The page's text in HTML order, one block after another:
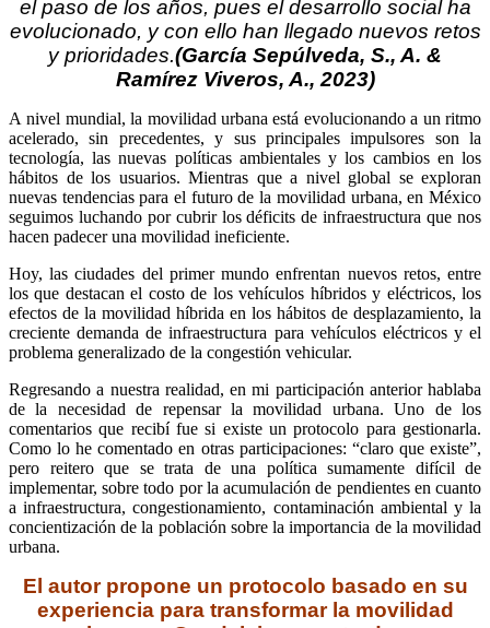
el paso de los años, pues el desarrollo social ha
evolucionado, y con ello han llegado nuevos retos
y prioridades.(García Sepúlveda, S., A. &
Ramírez Viveros, A., 2023)
A nivel mundial, la movilidad urbana está evolucionando a un ritmo
acelerado, sin precedentes, y sus principales impulsores son la
tecnología, las nuevas políticas ambientales y los cambios en los
hábitos de los usuarios. Mientras que a nivel global se exploran
nuevas tendencias para el futuro de la movilidad urbana, en México
seguimos luchando por cubrir los déficits de infraestructura que nos
hacen padecer una movilidad ineficiente.
Hoy, las ciudades del primer mundo enfrentan nuevos retos, entre
los que destacan el costo de los vehículos híbridos y eléctricos, los
efectos de la movilidad híbrida en los hábitos de desplazamiento, la
creciente demanda de infraestructura para vehículos eléctricos y el
problema generalizado de la congestión vehicular.
Regresando a nuestra realidad, en mi participación anterior hablaba
de la necesidad de repensar la movilidad urbana. Uno de los
comentarios que recibí fue si existe un protocolo para gestionarla.
Como lo he comentado en otras participaciones: “claro que existe”,
pero reitero que se trata de una política sumamente difícil de
implementar, sobre todo por la acumulación de pendientes en cuanto
a infraestructura, congestionamiento, contaminación ambiental y la
concientización de la población sobre la importancia de la movilidad
urbana.
El autor propone un protocolo basado en su
experiencia para transformar la movilidad